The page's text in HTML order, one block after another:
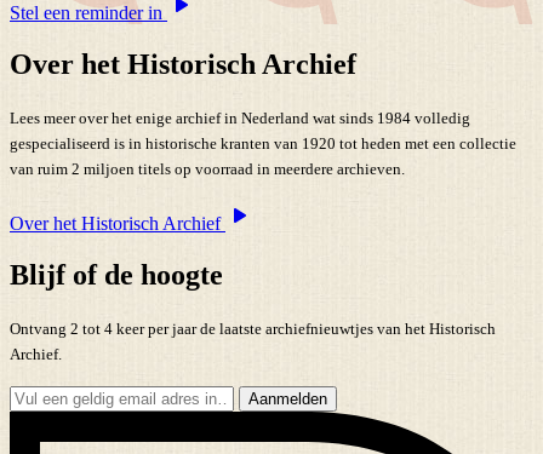
Stel een reminder in
Over het Historisch Archief
Lees meer over het enige archief in Nederland wat sinds 1984 volledig
gespecialiseerd is in historische kranten van 1920 tot heden met een collectie
van ruim 2 miljoen titels op voorraad in meerdere archieven.
Over het Historisch Archief
Blijf of de hoogte
Ontvang 2 tot 4 keer per jaar de laatste archiefnieuwtjes van het Historisch
Archief.
Aanmelden